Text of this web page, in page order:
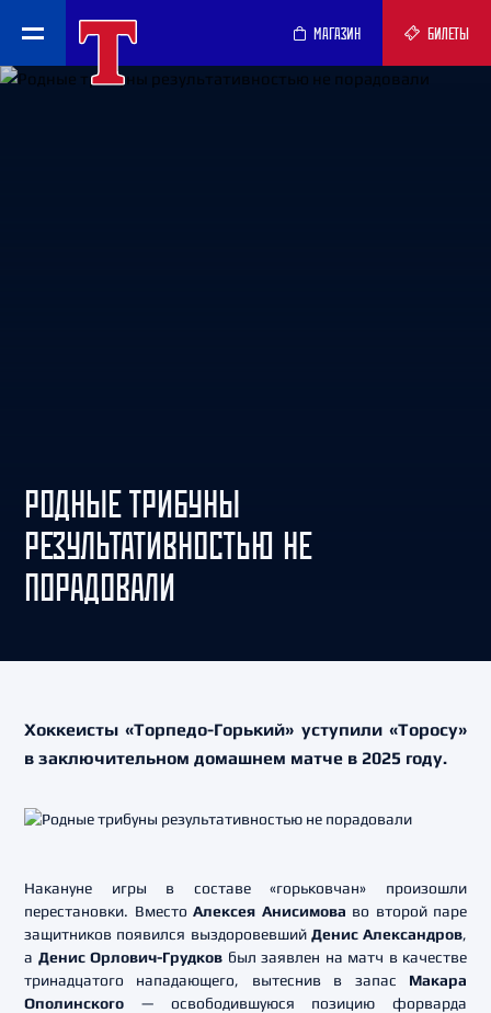
МАГАЗИН БИЛЕТЫ
РОДНЫЕ ТРИБУНЫ
РЕЗУЛЬТАТИВНОСТЬЮ НЕ
ПОРАДОВАЛИ
Хоккеисты «Торпедо-Горький» уступили «Торосу»
в заключительном домашнем матче в 2025 году.
Накануне игры в составе «горьковчан» произошли
перестановки. Вместо Алексея Анисимова во второй паре
защитников появился выздоровевший Денис Александров,
а Денис Орлович-Грудков был заявлен на матч в качестве
тринадцатого нападающего, вытеснив в запас Макара
Ополинского — освободившуюся позицию форварда